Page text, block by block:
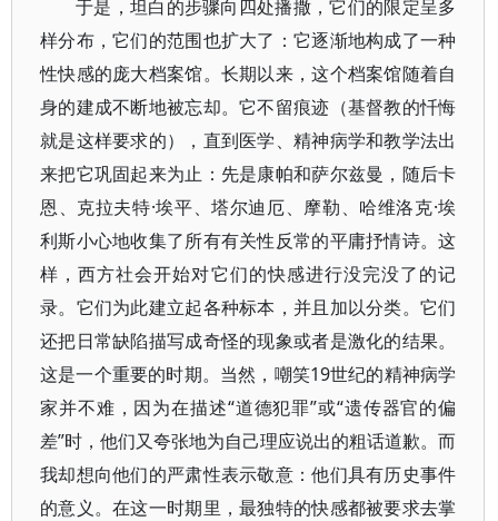
于是，坦白的步骤向四处播撒，它们的限定呈多
样分布，它们的范围也扩大了：它逐渐地构成了一种
性快感的庞大档案馆。长期以来，这个档案馆随着自
身的建成不断地被忘却。它不留痕迹（基督教的忏悔
就是这样要求的），直到医学、精神病学和教学法出
来把它巩固起来为止：先是康帕和萨尔兹曼，随后卡
恩、克拉夫特·埃平、塔尔迪厄、摩勒、哈维洛克·埃
利斯小心地收集了所有有关性反常的平庸抒情诗。这
样，西方社会开始对它们的快感进行没完没了的记
录。它们为此建立起各种标本，并且加以分类。它们
还把日常缺陷描写成奇怪的现象或者是激化的结果。
这是一个重要的时期。当然，嘲笑19世纪的精神病学
家并不难，因为在描述“道德犯罪”或“遗传器官的偏
差”时，他们又夸张地为自己理应说出的粗话道歉。而
我却想向他们的严肃性表示敬意：他们具有历史事件
的意义。在这一时期里，最独特的快感都被要求去掌